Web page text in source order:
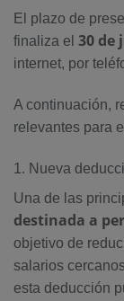
El plazo de
finaliza el 30 de
internet, por
A continuación,
relevantes para
1. Nueva
Una de las
destinada a
objetivo de
salarios
esta deducción